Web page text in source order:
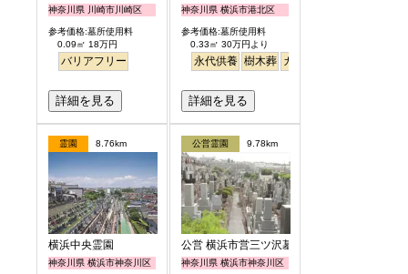
神奈川県 川崎市川崎区
参考価格:墓所使用料
0.09㎡ 18万円
バリアフリー
詳細を見る
神奈川県 横浜市港北区
参考価格:墓所使用料
0.33㎡ 30万円より
永代供養 樹木葬 ガーデニング
詳細を見る
霊園 8.76km
横浜中央霊園
神奈川県 横浜市神奈川区
公営霊園 9.78km
公営 横浜市営三ツ沢墓地
神奈川県 横浜市神奈川区